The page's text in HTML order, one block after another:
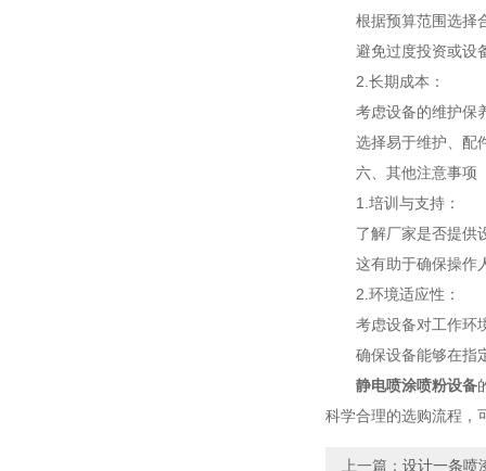
根据预算范围选择
避免过度投资或设备
2.长期成本：
考虑设备的维护保
选择易于维护、配件
六、其他注意事项
1.培训与支持：
了解厂家是否提供设
这有助于确保操作人
2.环境适应性：
考虑设备对工作环境
确保设备能够在指
静电喷涂喷粉设备
科学合理的选购流程，
上一篇： 设计一条喷